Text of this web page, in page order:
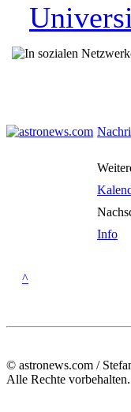
Info
^
© astronews.com /
Alle Rechte